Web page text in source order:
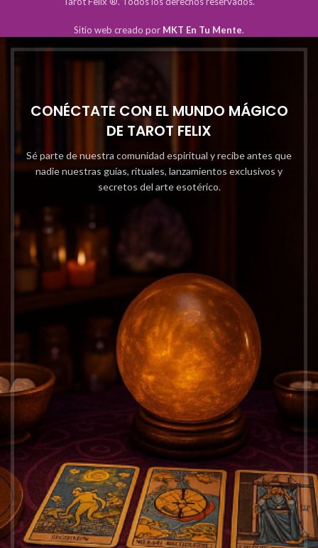
Sitio web creado por MKT En Tu Mente.
CONÉCTATE CON EL MUNDO MÁGICO
DE TAROT FELIX
Sé parte de nuestra comunidad espiritual y recibe antes que
nadie nuestras guías, rituales, lanzamientos exclusivos y
secretos del arte esotérico.